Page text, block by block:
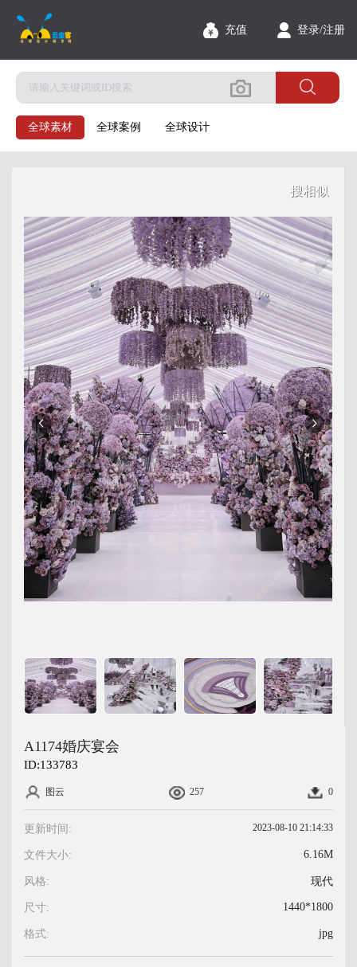
充值 登录/注册
全球素材 全球案例 全球设计
搜相似
A1174婚庆宴会
ID:133783
图云 257 0
更新时间: 2023-08-10 21:14:33
文件大小: 6.16M
风格: 现代
尺寸: 1440*1800
格式: jpg